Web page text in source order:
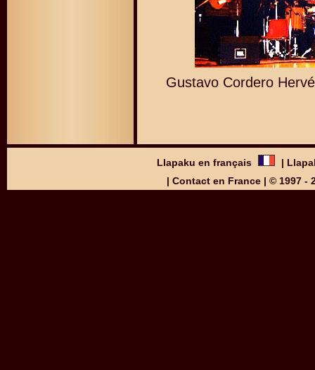
Gustavo Cordero
Llapaku en français |
| Contact en France| © 1997 -